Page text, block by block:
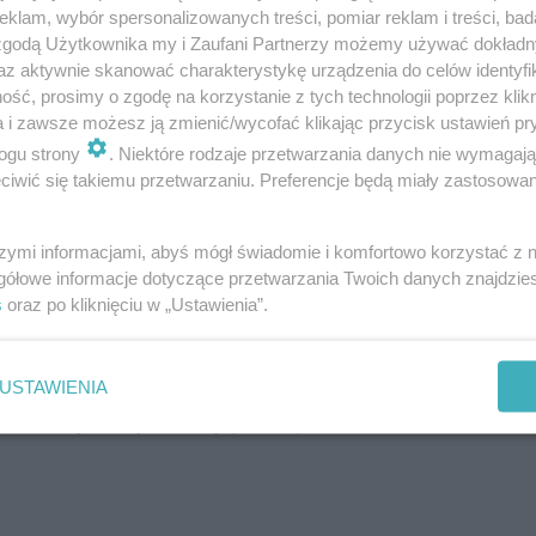
forma aktywności. Niektóre z ćwiczeń
ćwiczeń na wzdęty brzuch.
w kolanie i stawie biodrowym – lewa
kierując wnętrze dłoni do góry. Lewą rękę
się na wykonywaniu spokojnych oddechów.
jest dobrze wykonywane, ciało będzie
ręka będzie dążyć do podłoża. Ćwiczenie
wybór spersonalizowanych treści, pomiar reklam i treści,
Użytkownika my i Zaufani Partnerzy możemy używać
aktywnie skanować charakterystykę urządzenia do celów
prosimy o zgodę na korzystanie z tych technologii poprzez
i zawsze możesz ją zmienić/wycofać klikając przycisk ustawień
strony
. Niektóre rodzaje przetwarzania danych nie
się takiemu przetwarzaniu. Preferencje będą miały
informacjami, abyś mógł świadomie i komfortowo korzystać z
informacje dotyczące przetwarzania Twoich danych
oraz po kliknięciu w „Ustawienia”.
USTAWIENIA